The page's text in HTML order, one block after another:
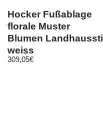
Hocker Fußablage
florale Muster
Blumen Landhausstil
weiss
309,05€